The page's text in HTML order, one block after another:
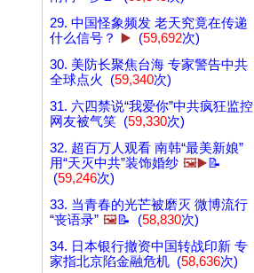
29. 中国怪象频发 老天究竟在传递
什么信号？
▶️ (59,692次)
30. 美防长聚焦台海 专家警告中共
全球点火 (59,340次)
31. 六四禁说“我爱你”中共疯狂监控
网友被气笑 (59,330次)
32. 超百万人观看 南韩“最美新娘”
用“天灭中共”装饰婚纱 🖼️▶️📝
(59,246次)
33. 当青春的光芒被磨灭 微博流行
“丧语录” 🖼️📝 (58,830次)
34. 日本银行撤资中国转战印新 专
家指北京陷金融危机 (58,636次)